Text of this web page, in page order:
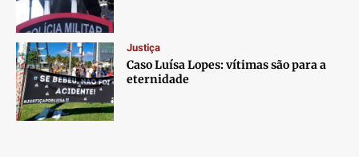
Justiça
Caso Luísa Lopes: vítimas são para a
eternidade